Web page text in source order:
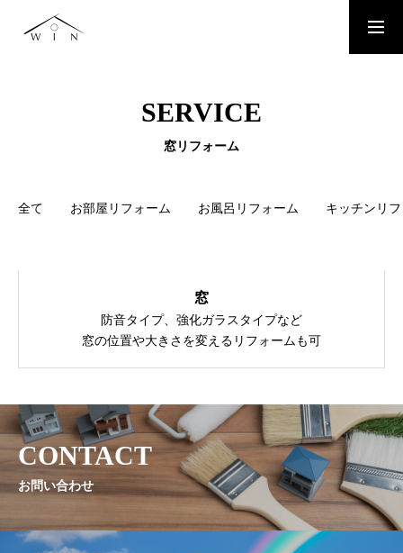
WORKS
SERVICE
PRICE
リフォーム料金表
CONTACT
お問い合わせ
SERVICE
窓リフォーム
全て お部屋リフォーム お風呂リフォーム キッチンリ
窓
防音タイプ、強化ガラスタイプなど
窓の位置や大きさを変えるリフォームも可
CONTACT
お問い合わせ